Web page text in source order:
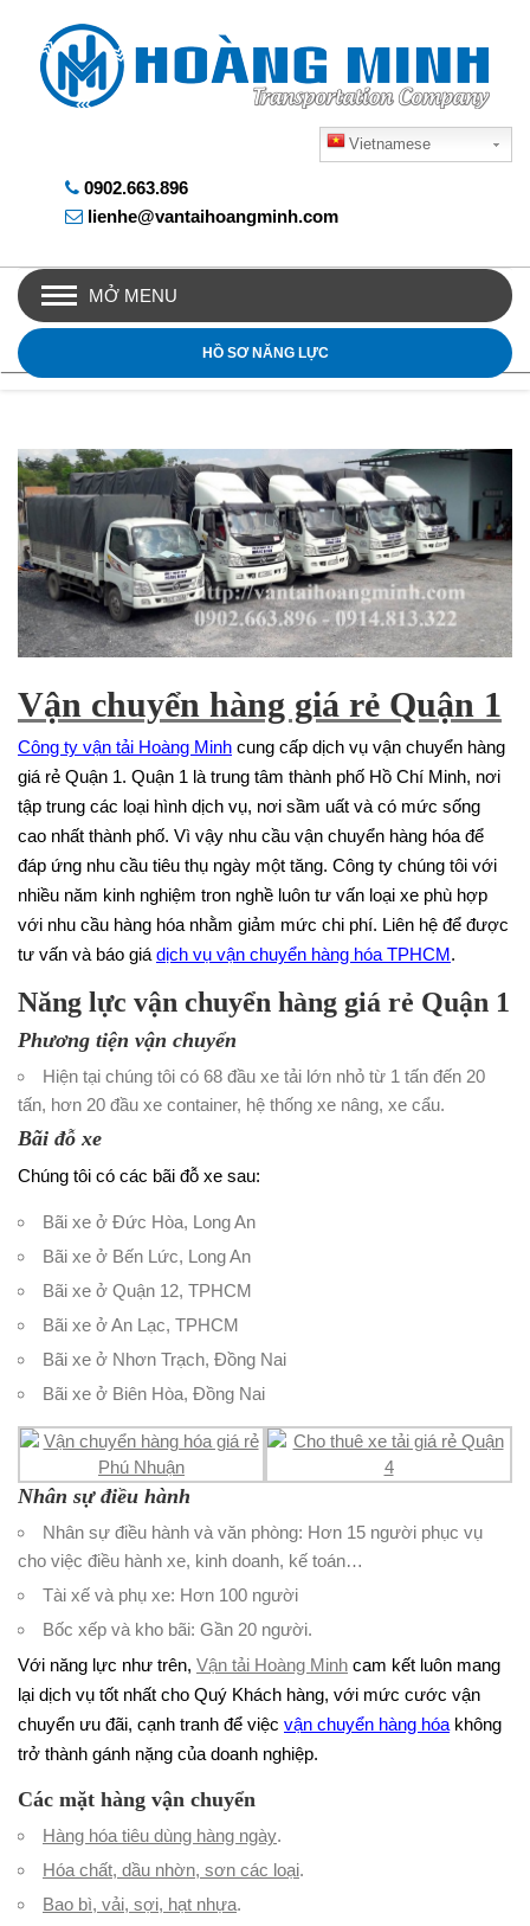
Vietnamese
0902.663.896
lienhe@vantaihoangminh.com
MỞ MENU
HỒ SƠ NĂNG LỰC
Vận chuyển hàng giá rẻ Quận 1
Công ty vận tải Hoàng Minh cung cấp dịch vụ vận chuyển hàng
giá rẻ Quận 1. Quận 1 là trung tâm thành phố Hồ Chí Minh, nơi
tập trung các loại hình dịch vụ, nơi sầm uất và có mức sống
cao nhất thành phố. Vì vậy nhu cầu vận chuyển hàng hóa để
đáp ứng nhu cầu tiêu thụ ngày một tăng. Công ty chúng tôi với
nhiều năm kinh nghiệm tron nghề luôn tư vấn loại xe phù hợp
với nhu cầu hàng hóa nhằm giảm mức chi phí. Liên hệ để được
tư vấn và báo giá dịch vụ vận chuyển hàng hóa TPHCM.
Năng lực vận chuyển hàng giá rẻ Quận 1
Phương tiện vận chuyển
Hiện tại chúng tôi có 68 đầu xe tải lớn nhỏ từ 1 tấn đến 20
tấn, hơn 20 đầu xe container, hệ thống xe nâng, xe cẩu.
Bãi đỗ xe
Chúng tôi có các bãi đỗ xe sau:
Bãi xe ở Đức Hòa, Long An
Bãi xe ở Bến Lức, Long An
Bãi xe ở Quận 12, TPHCM
Bãi xe ở An Lạc, TPHCM
Bãi xe ở Nhơn Trạch, Đồng Nai
Bãi xe ở Biên Hòa, Đồng Nai
Nhân sự điều hành
Nhân sự điều hành và văn phòng: Hơn 15 người phục vụ
cho việc điều hành xe, kinh doanh, kế toán…
Tài xế và phụ xe: Hơn 100 người
Bốc xếp và kho bãi: Gần 20 người.
Với năng lực như trên, Vận tải Hoàng Minh cam kết luôn mang
lại dịch vụ tốt nhất cho Quý Khách hàng, với mức cước vận
chuyển ưu đãi, cạnh tranh để việc vận chuyển hàng hóa không
trở thành gánh nặng của doanh nghiệp.
Các mặt hàng vận chuyển
Hàng hóa tiêu dùng hàng ngày.
Hóa chất, dầu nhờn, sơn các loại.
Bao bì, vải, sợi, hạt nhựa.